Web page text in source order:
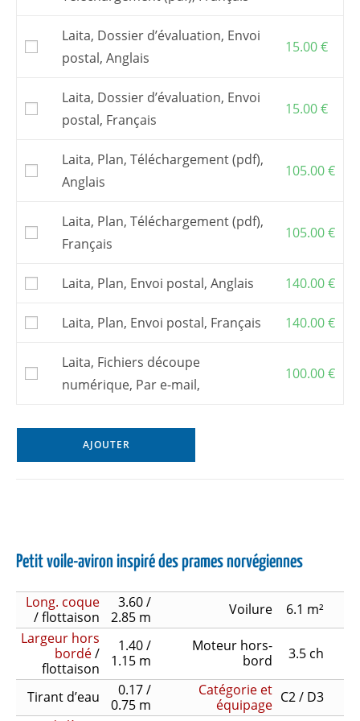
Ce bateau peut être construit à partir du seul
construction, on peut aussi acheter des
tracés vraie grandeur
sur calque polyester,
ou un
kit de contreplaqué en découpe
Vous pouvez aussi commander des
fichiers
de découpe numérique
Pour commander unkit, s’adresser à l’un de
mespartenaires
en France.
sont inclus dans les prix affichés.
Laita, Dossier d’évaluation, Envoi
postal, Anglais
15.00€
Laita, Dossier d’évaluation, Envoi
postal, Français
15.00€
Laita, Plan, Téléchargement (pdf),
Anglais
105.00€
Laita, Plan, Téléchargement (pdf),
Français
105.00€
Laita, Plan, Envoi postal, Anglais 140.00€
Laita, Plan, Envoi postal, Français 140.00€
Laita, Fichiers découpe
numérique, Par e-mail,
100.00€
AJOUTER
Petit voile-aviron inspiré des prames norvégiennes
Long. coque
/ flottaison
3.60 /
2.85 m
Voilure
6.1 m²
Largeur hors
bordé/
flottaison
1.40 /
1.15 m
Moteur hors-
bord
3.5 ch
Tirant d’eau
0.17 /
0.75 m
Catégorie et
équipage C2 / D3